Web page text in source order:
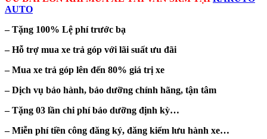
AUTO
– Tặng 100% Lệ phí trước bạ
– Hỗ trợ mua xe trả góp với lãi suất ưu đãi
– Mua xe trả góp lên đến 80% giá trị xe
– Dịch vụ bảo hành, bảo dưỡng chính hãng, tận tâm
– Tặng 03 lần chi phí bảo dưỡng định kỳ…
– Miễn phí tiền công đăng ký, đăng kiểm lưu hành xe…